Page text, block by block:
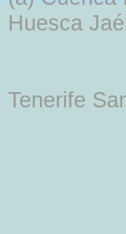
Huesca
Tenerife